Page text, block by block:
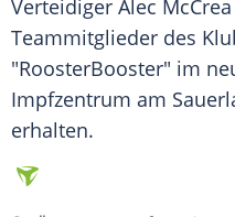
Verteidiger Alec
Teammitglieder des
"RoosterBooster" im
Impfzentrum am
erhalten.